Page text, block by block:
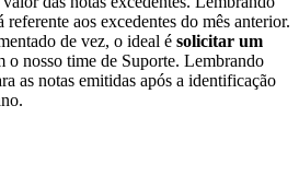
referente aos excedentes do mês anterior.
de vez, o ideal é solicitar um
o nosso time de Suporte. Lembrando
as notas emitidas após a identificação